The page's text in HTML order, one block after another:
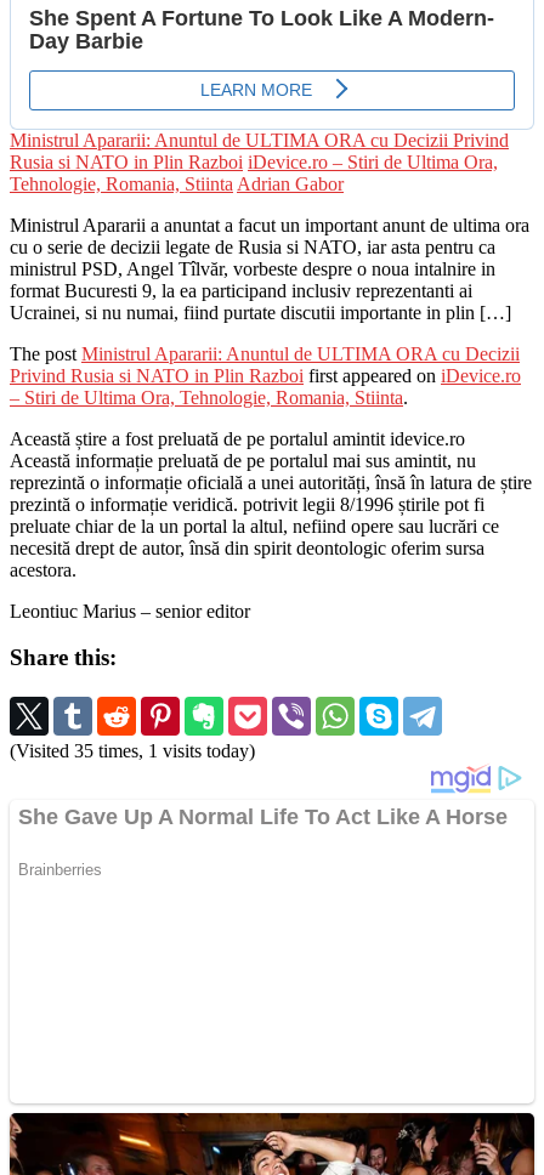
Ministrul Apararii: Anuntul de ULTIMA ORA cu Decizii Privind
Rusia si NATO in Plin Razboi iDevice.ro – Stiri de Ultima Ora,
Tehnologie, Romania, Stiinta Adrian Gabor
Ministrul Apararii a anuntat a facut un important anunt de ultima ora
cu o serie de decizii legate de Rusia si NATO, iar asta pentru ca
ministrul PSD, Angel Tîlvăr, vorbeste despre o noua intalnire in
format Bucuresti 9, la ea participand inclusiv reprezentanti ai
Ucrainei, si nu numai, fiind purtate discutii importante in plin […]
The post Ministrul Apararii: Anuntul de ULTIMA ORA cu Decizii
Privind Rusia si NATO in Plin Razboi first appeared on iDevice.ro
– Stiri de Ultima Ora, Tehnologie, Romania, Stiinta.
Această știre a fost preluată de pe portalul amintit idevice.ro
Această informație preluată de pe portalul mai sus amintit, nu
reprezintă o informație oficială a unei autorități, însă în latura de știre
prezintă o informație veridică. potrivit legii 8/1996 știrile pot fi
preluate chiar de la un portal la altul, nefiind opere sau lucrări ce
necesită drept de autor, însă din spirit deontologic oferim sursa
acestora.
Leontiuc Marius – senior editor
Share this:
(Visited 35 times, 1 visits today)